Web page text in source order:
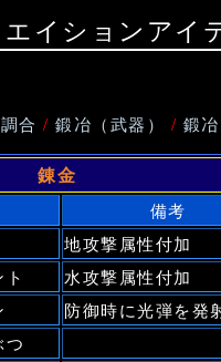
イションアイ
調合 /鍛冶（武器） / 鍛
錬金
備考
地攻撃属性付加
水攻撃属性付加
防御時に光弾を発